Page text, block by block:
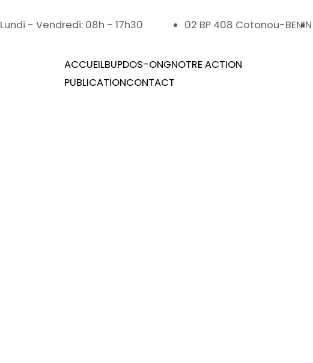
Lundi - Vendredi: 08h - 17h30 02 BP 408 Cotonou-BENIN
ACCUEILBUPDOS-ONGNOTRE ACTION
PUBLICATIONCONTACT